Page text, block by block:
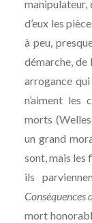
manipulateur,
d’eux les
à peu,
démarche, de
arrogance
n’aiment les
morts
un grand
sont, mais
ils
Conséquences
mort